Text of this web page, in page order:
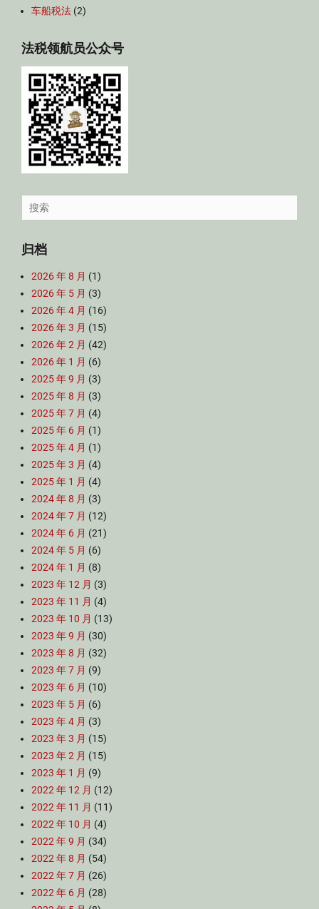
车船税法 (2)
法税领航员公众号
Search
for:
归档
2026 年 8 月 (1)
2026 年 5 月 (3)
2026 年 4 月 (16)
2026 年 3 月 (15)
2026 年 2 月 (42)
2026 年 1 月 (6)
2025 年 9 月 (3)
2025 年 8 月 (3)
2025 年 7 月 (4)
2025 年 6 月 (1)
2025 年 4 月 (1)
2025 年 3 月 (4)
2025 年 1 月 (4)
2024 年 8 月 (3)
2024 年 7 月 (12)
2024 年 6 月 (21)
2024 年 5 月 (6)
2024 年 1 月 (8)
2023 年 12 月 (3)
2023 年 11 月 (4)
2023 年 10 月 (13)
2023 年 9 月 (30)
2023 年 8 月 (32)
2023 年 7 月 (9)
2023 年 6 月 (10)
2023 年 5 月 (6)
2023 年 4 月 (3)
2023 年 3 月 (15)
2023 年 2 月 (15)
2023 年 1 月 (9)
2022 年 12 月 (12)
2022 年 11 月 (11)
2022 年 10 月 (4)
2022 年 9 月 (34)
2022 年 8 月 (54)
2022 年 7 月 (26)
2022 年 6 月 (28)